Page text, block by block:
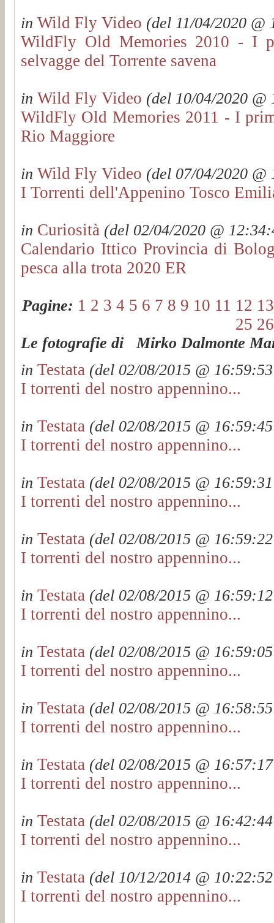
in Wild Fly Video (del 11/04/2020 @
WildFly Old Memories 2010 - I
selvagge del Torrente savena
in Wild Fly Video (del 10/04/2020
WildFly Old Memories 2011 - I
Rio Maggiore
in Wild Fly Video (del 07/04/2020 @
I Torrenti dell'Appenino Tosco
in Curiosità (del 02/04/2020 @
Calendario Ittico Provincia di
pesca alla trota 2020 ER
Pagine: 1 2 3 4 5 6 7 8 9 10 11 12 13
25 26
Le fotografie di Mirko Dalmonte
in Testata (del 02/08/2015 @
I torrenti del nostro appennino...
in Testata (del 02/08/2015 @
I torrenti del nostro appennino...
in Testata (del 02/08/2015 @
I torrenti del nostro appennino...
in Testata (del 02/08/2015 @
I torrenti del nostro appennino...
in Testata (del 02/08/2015 @
I torrenti del nostro appennino...
in Testata (del 02/08/2015 @
I torrenti del nostro appennino...
in Testata (del 02/08/2015 @
I torrenti del nostro appennino...
in Testata (del 02/08/2015 @
I torrenti del nostro appennino...
in Testata (del 02/08/2015 @
I torrenti del nostro appennino...
in Testata (del 10/12/2014 @
I torrenti del nostro appennino...